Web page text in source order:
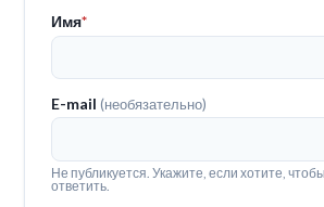
Имя*
E-mail(необязательно)
Не публикуется. Укажите, если хотите,
ответить.